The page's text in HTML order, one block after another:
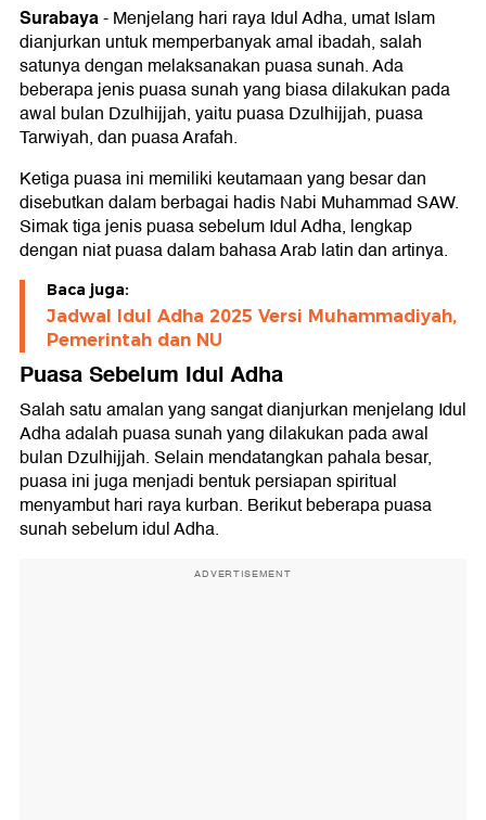
1. Puasa Dzulhijjah (1-7 Dzulhijjah)
2. Puasa Tarwiyah (8 Dzulhijjah)
3. Puasa Arafah (9 Dzulhijjah)
Surabaya-Menjelang hari raya Idul Adha, umat Islam
dianjurkan untuk memperbanyak amal ibadah, salah
satunya dengan melaksanakan puasa sunah. Ada
beberapa jenis puasa sunah yang biasa dilakukan pada
awal bulan Dzulhijjah, yaitu puasa Dzulhijjah, puasa
Tarwiyah, dan puasa Arafah.
Ketiga puasa ini memiliki keutamaan yang besar dan
disebutkan dalam berbagai hadis Nabi Muhammad SAW.
Simak tiga jenis puasa sebelum Idul Adha, lengkap
dengan niat puasa dalam bahasa Arab latin dan artinya.
Baca juga:
Jadwal Idul Adha 2025 Versi Muhammadiyah,
Pemerintah dan NU
Puasa Sebelum Idul Adha
Salah satu amalan yang sangat dianjurkan menjelang Idul
Adha adalah puasa sunah yang dilakukan pada awal
bulan Dzulhijjah. Selain mendatangkan pahala besar,
puasa ini juga menjadi bentuk persiapan spiritual
menyambut hari raya kurban. Berikut beberapa puasa
sunah sebelum idul Adha.
ADVERTISEMENT